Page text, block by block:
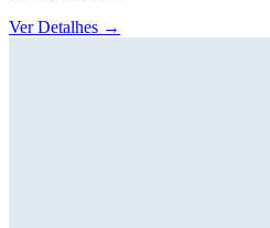
Ver Detalhes →